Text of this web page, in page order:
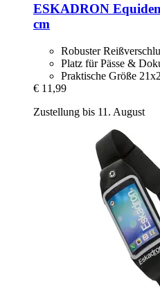
ESKADRON
cm
Robuster
Platz für Pässe &
Praktische Größe
€ 11,99
Zustellung bis 11. August